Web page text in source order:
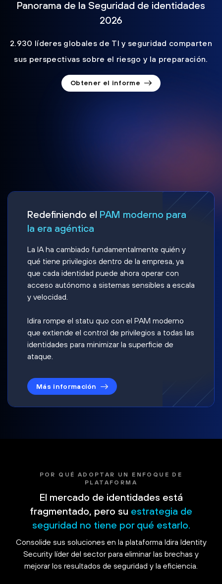
Panorama de la Seguridad de identidades
2026
2.930 líderes globales de TI y seguridad comparten
sus perspectivas sobre el riesgo y la preparación.
Obtener el informe
Redefiniendo el PAM moderno para
la era agéntica
La IA ha cambiado fundamentalmente quién y
qué tiene privilegios dentro de la empresa, ya
que cada identidad puede ahora operar con
acceso autónomo a sistemas sensibles a escala
y velocidad.
Idira rompe el statu quo con el PAM moderno
que extiende el control de privilegios a todas las
identidades para minimizar la superficie de
ataque.
Más información
POR QUÉ ADOPTAR UN ENFOQUE DE
PLATAFORMA
El mercado de identidades está
fragmentado, pero su estrategia de
seguridad no tiene por qué estarlo.
Consolide sus soluciones en la plataforma Idira Identity
Security líder del sector para eliminar las brechas y
mejorar los resultados de seguridad y la eficiencia.